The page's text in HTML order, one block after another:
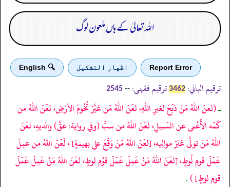
اللہ تعالیٰ کے ہاں ملعون لوگ
Report Error اظهار التشكيل 🔍 English
ترقیم الباني: 3462 ترقیم فقہی: --
2545
ـ(لعنَ اللهُ مَنْ ذبَحَ لغيرِ اللهِ، لعَنَ اللهُ مَن غيَّرَ تُخُومَ الأرْضِ، لعَنَ اللهُ من
كَمَه الأَعْمى عن السّبيلِ، لعَنَ اللهُ من سبَّ(وفي رواية: عقَّ)والديهِ، لعَنَ
اللهُ مَنْ تولَّى غيْرَ موالِيه،[لعَنَ اللهُ مَنْ وَقَعَ على بهيمةٍ]، لَعَنَ اللهُ من عمِلَ
عَمَلَ قومِ لُوطٍ،[لعَنَ اللهُ مَنْ عَمِلَ عَمَلَ قوْمِ لوطٍ، لعَنَ اللهُ مَنْ عَمِلَ عَمَلَ
قومِ لوطٍ])
.